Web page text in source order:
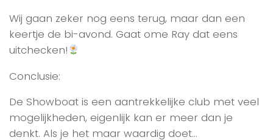
Wij gaan zeker nog eens terug, maar dan een
keertje de bi-avond. Gaat ome Ray dat eens
uitchecken!
Conclusie:
De Showboat is een aantrekkelijke club met veel
mogelijkheden, eigenlijk kan er meer dan je
denkt. Als je het maar waardig doet…